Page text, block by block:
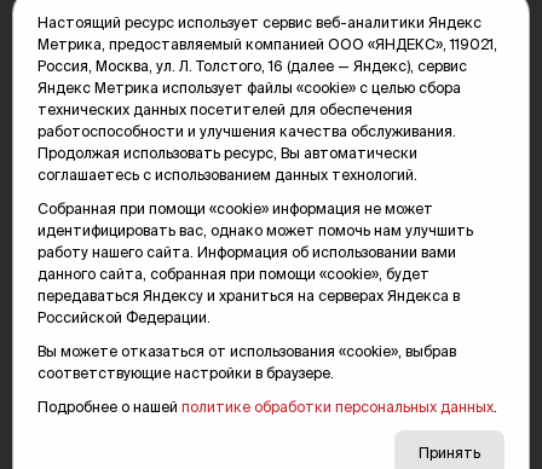
Редакция: 625035, Тюмень, пр. Геологоразведчиков, 28А
(3452) 68-89-05
edit@vsluh.ru
Главный редактор: Панкина Т.Ю.
kika@vsluh.ru
По вопросам рекламы:
(3452) 68-89-78
kotovaev@sibinformburo.ru
mim@vsluh.ru
16+
Настоящий ресурс использует сервис веб-аналитики Яндекс
Метрика, предоставляемый компанией ООО «ЯНДЕКС», 119021,
Россия, Москва, ул. Л. Толстого, 16 (далее — Яндекс), сервис
Яндекс Метрика использует файлы «cookie» с целью сбора
технических данных посетителей для обеспечения
работоспособности и улучшения качества обслуживания.
Продолжая использовать ресурс, Вы автоматически
соглашаетесь с использованием данных технологий.
Собранная при помощи «cookie» информация не может
идентифицировать вас, однако может помочь нам улучшить
работу нашего сайта. Информация об использовании вами
данного сайта, собранная при помощи «cookie», будет
передаваться Яндексу и храниться на серверах Яндекса в
Российской Федерации.
Вы можете отказаться от использования «cookie», выбрав
соответствующие настройки в браузере.
Подробнее о нашей политике обработки персональных данных
Принять